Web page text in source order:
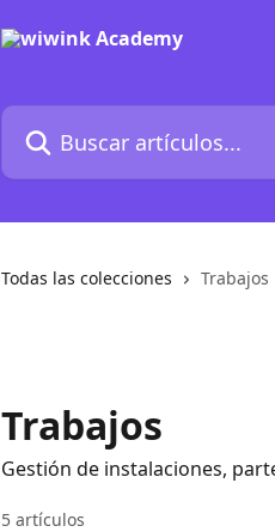
Buscar artículos...
Todas las colecciones Trabajos
Trabajos
Gestión de instalaciones,
5 artículos